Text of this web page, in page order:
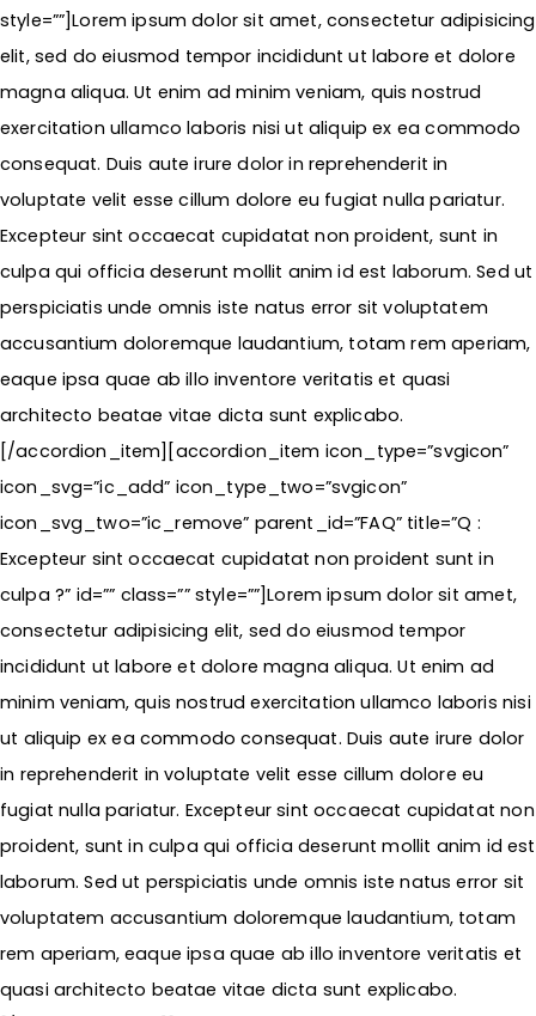
style=””]Lorem ipsum dolor sit amet, consectetur adipisicing
elit, sed do eiusmod tempor incididunt ut labore et dolore
magna aliqua. Ut enim ad minim veniam, quis nostrud
exercitation ullamco laboris nisi ut aliquip ex ea commodo
consequat. Duis aute irure dolor in reprehenderit in
voluptate velit esse cillum dolore eu fugiat nulla pariatur.
Excepteur sint occaecat cupidatat non proident, sunt in
culpa qui officia deserunt mollit anim id est laborum. Sed ut
perspiciatis unde omnis iste natus error sit voluptatem
accusantium doloremque laudantium, totam rem aperiam,
eaque ipsa quae ab illo inventore veritatis et quasi
architecto beatae vitae dicta sunt explicabo.
[/accordion_item][accordion_item icon_type=”svgicon”
icon_svg=”ic_add” icon_type_two=”svgicon”
icon_svg_two=”ic_remove” parent_id=”FAQ” title=”Q :
Excepteur sint occaecat cupidatat non proident sunt in
culpa ?” id=”” class=”” style=””]Lorem ipsum dolor sit amet,
consectetur adipisicing elit, sed do eiusmod tempor
incididunt ut labore et dolore magna aliqua. Ut enim ad
minim veniam, quis nostrud exercitation ullamco laboris nisi
ut aliquip ex ea commodo consequat. Duis aute irure dolor
in reprehenderit in voluptate velit esse cillum dolore eu
fugiat nulla pariatur. Excepteur sint occaecat cupidatat non
proident, sunt in culpa qui officia deserunt mollit anim id est
laborum. Sed ut perspiciatis unde omnis iste natus error sit
voluptatem accusantium doloremque laudantium, totam
rem aperiam, eaque ipsa quae ab illo inventore veritatis et
quasi architecto beatae vitae dicta sunt explicabo.